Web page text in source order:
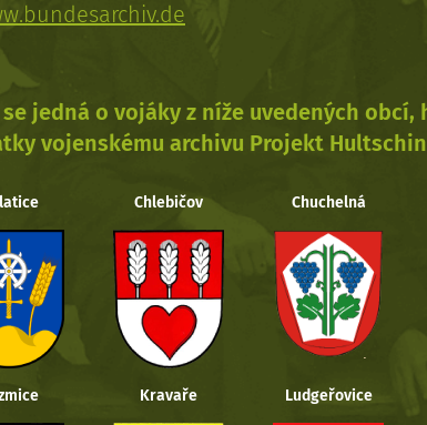
se jedná o vojáky z níže uvedených obcí,
vojenskému archivu Projekt
Chlebičov Chuchelná
Kravaře Ludgeřovice